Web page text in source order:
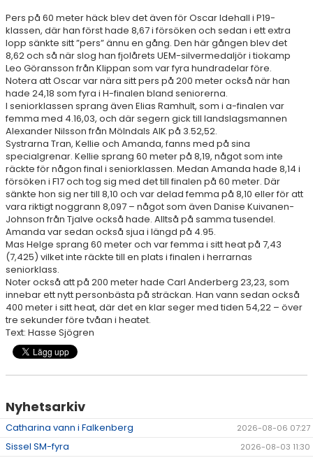
Pers på 60 meter häck blev det även för Oscar Idehall i P19-
klassen, där han först hade 8,67 i försöken och sedan i ett extra
lopp sänkte sitt ”pers” ännu en gång. Den här gången blev det
8,62 och så när slog han fjolårets UEM-silvermedaljör i tiokamp
Leo Göransson från Klippan som var fyra hundradelar före.
Notera att Oscar var nära sitt pers på 200 meter också när han
hade 24,18 som fyra i H-finalen bland seniorerna.
I seniorklassen sprang även Elias Ramhult, som i a-finalen var
femma med 4.16,03, och där segern gick till landslagsmannen
Alexander Nilsson från Mölndals AIK på 3.52,52.
Systrarna Tran, Kellie och Amanda, fanns med på sina
specialgrenar. Kellie sprang 60 meter på 8,19, något som inte
räckte för någon final i seniorklassen. Medan Amanda hade 8,14 i
försöken i F17 och tog sig med det till finalen på 60 meter. Där
sänkte hon sig ner till 8,10 och var delad femma på 8,10 eller för att
vara riktigt noggrann 8,097 – något som även Danise Kuivanen-
Johnson från Tjalve också hade. Alltså på samma tusendel.
Amanda var sedan också sjua i längd på 4.95.
Mas Helge sprang 60 meter och var femma i sitt heat på 7,43
(7,425) vilket inte räckte till en plats i finalen i herrarnas
seniorklass.
Noter också att på 200 meter hade Carl Anderberg 23,23, som
innebar ett nytt personbästa på sträckan. Han vann sedan också
400 meter i sitt heat, där det en klar seger med tiden 54,22 – över
tre sekunder före tvåan i heatet.
Text: Hasse Sjögren
Nyhetsarkiv
Catharina vann i Falkenberg 2026-08-06 07:27
Sissel SM-fyra 2026-08-03 11:30